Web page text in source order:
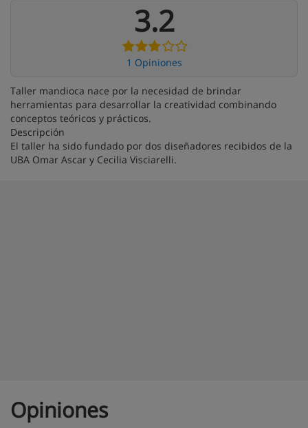
3.2
1 Opiniones
Taller mandioca nace por la necesidad de brindar
herramientas para desarrollar la creatividad combinando
conceptos teóricos y prácticos.
Descripción
El taller ha sido fundado por dos diseñadores recibidos de la
UBA Omar Ascar y Cecilia Visciarelli.
Opiniones